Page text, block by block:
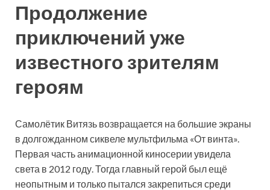
Продолжение
приключений уже
известного зрителям
героям
Самолётик Витязь возвращается на большие экраны
в долгожданном сиквеле мультфильма «От винта».
Первая часть анимационной киносерии увидела
света в 2012 году. Тогда главный герой был ещё
неопытным и только пытался закрепиться среди